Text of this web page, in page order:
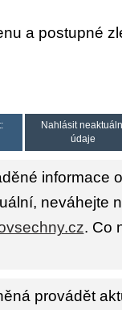
a postupné
Nahlásit
údaje
informace
neváhejte
. Co
provádět